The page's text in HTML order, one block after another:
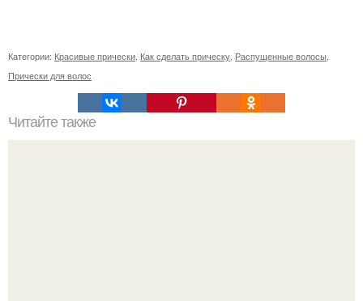
Категории: Красивые прически Как сделать прическу Распущенные волосы
Прически для волос
Читайте также